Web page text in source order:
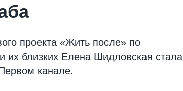
проекта «Жить после» по
их близких Елена Шидловская стала
канале.